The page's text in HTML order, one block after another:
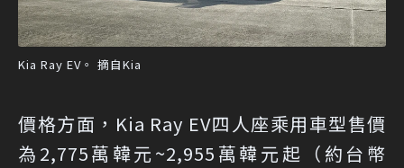
Kia Ray EV。 摘自Kia
價格方面，Kia Ray EV四人座乘用車型售價
為2,775萬韓元~2,955萬韓元起（約台幣